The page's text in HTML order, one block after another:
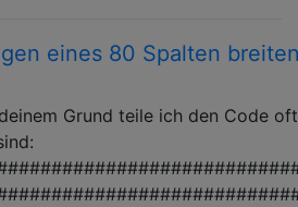
eines 80 Spalten
Grund teile ich den Code